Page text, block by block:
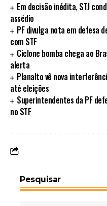
Em decisão inédita, STJ
assédio
PF divulga nota em defesa
com STF
Ciclone bomba chega ao
alerta
Planalto vê nova
até eleições
Superintendentes da PF
no STF
Pesquisar